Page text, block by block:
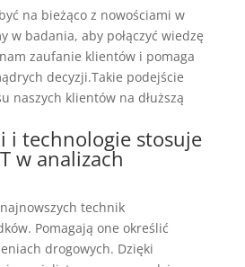
na bieżąco z nowościami w
w badania, aby połączyć wiedzę
zaufanie klientów i pomaga
decyzji.Takie podejście
naszych klientów na dłuższą
i technologie stosuje
w analizach
technik
Pomagają one określić
drogowych. Dzięki